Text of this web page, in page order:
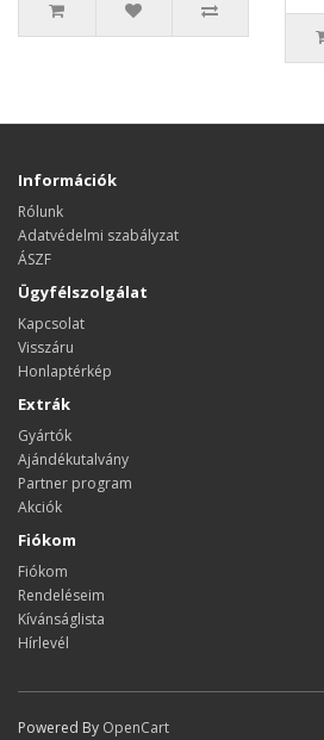
Információk
Rólunk
Adatvédelmi szabályzat
ÁSZF
Ügyfélszolgálat
Kapcsolat
Visszáru
Honlaptérkép
Extrák
Gyártók
Ajándékutalvány
Partner program
Akciók
Fiókom
Fiókom
Rendeléseim
Kívánságlista
Hírlevél
Powered By OpenCart